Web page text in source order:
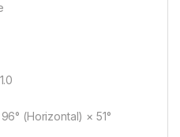
(Horizontal) × 51°